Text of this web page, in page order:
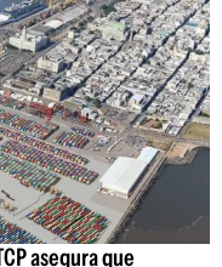
asegura que